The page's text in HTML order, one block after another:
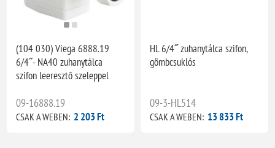
(104 030) Viega 6888.19
6/4˝- NA40 zuhanytálca
szifon leeresztő szeleppel
09-16888.19
CSAK A WEBEN: 2 203 Ft
HL 6/4˝ zuhanytálca szifon,
gömbcsuklós
09-3-HL514
CSAK A WEBEN: 13 833 Ft